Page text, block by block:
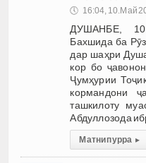
🕔 16:04, 10.Май
ДУШАНБЕ,
Бахшида ба
дар шаҳри
кор бо
Ҷумҳурии
кормандони
ташкилоту
Абдуллозода
Матни пурра ▸